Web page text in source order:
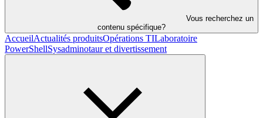
Vous recherchez un
contenu spécifique?
AccueilActualités produitsOpérations TILaboratoire
PowerShellSysadminotaur et divertissement